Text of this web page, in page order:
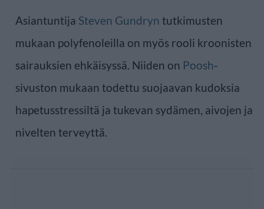
Asiantuntija Steven Gundryn tutkimusten
mukaan polyfenoleilla on myös rooli kroonisten
sairauksien ehkäisyssä. Niiden on Poosh-
sivuston mukaan todettu suojaavan kudoksia
hapetusstressiltä ja tukevan sydämen, aivojen ja
nivelten terveyttä.